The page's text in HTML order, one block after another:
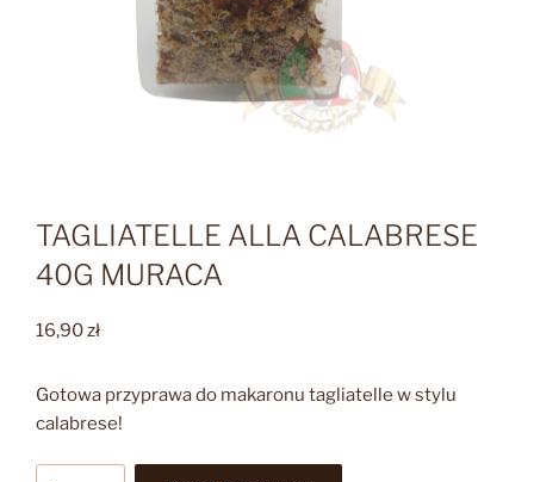
TAGLIATELLE ALLA CALABRESE
40G MURACA
16,90zł
Gotowa przyprawa do makaronu tagliatelle w stylu
calabrese!